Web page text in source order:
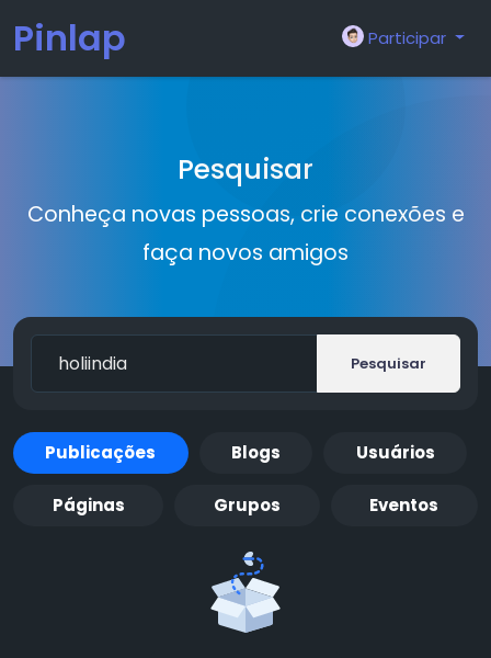
Pinlap Participar
Pesquisar
Conheça novas pessoas, crie conexões e
faça novos amigos
Pesquisar
Publicações Blogs Usuários
Páginas Grupos Eventos